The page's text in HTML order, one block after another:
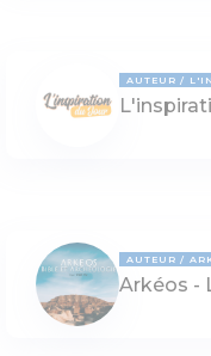
AUTEUR
AUTEUR
Arkéos -